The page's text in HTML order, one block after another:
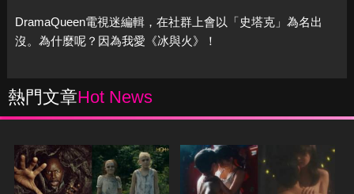
DramaQueen電視迷編輯，在社群上會以「史塔克」為名出
沒。為什麼呢？因為我愛《冰與火》！
熱門文章Hot News